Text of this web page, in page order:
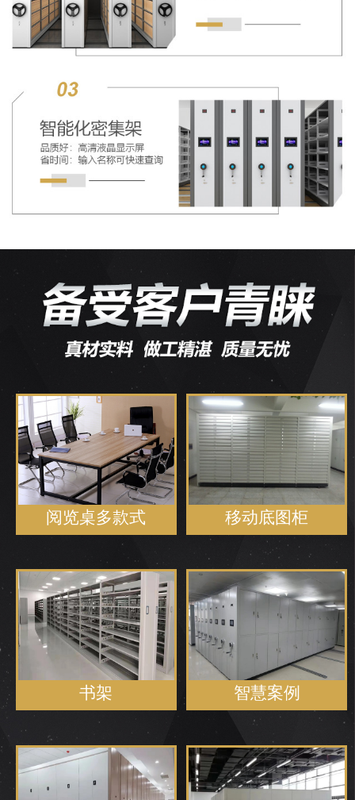
阅览桌多款式 移动底图柜
书架 智慧案例